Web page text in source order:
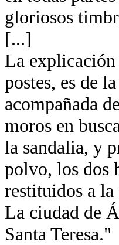
gloriosos
[...]
La explicación
postes, es de
acompañada
moros en
la sandalia, y
polvo, los dos
restituidos a la
La ciudad de
Santa Teresa."